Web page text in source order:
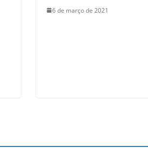
6 de março de 2021